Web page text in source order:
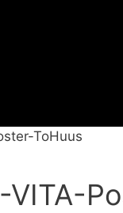
ToHuus
VITA-